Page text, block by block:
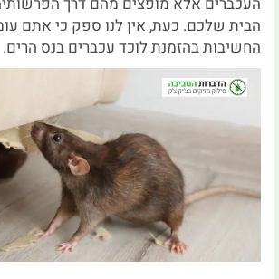
הבית שלכם. כעת, אין לנו ספק כי אתם
החשיבות בהזמנת לוכד עכברים בנס הרים.